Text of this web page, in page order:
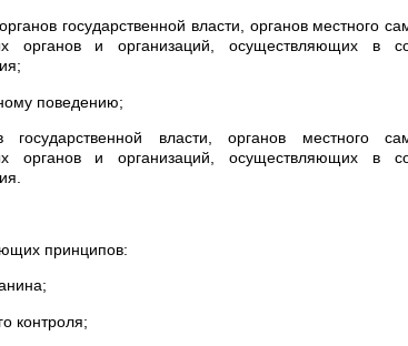
государственной власти, органов местного
органов и организаций, осуществляющих в
поведению;
власти, органов местного
органов и организаций, осуществляющих в
принципов:
контроля;